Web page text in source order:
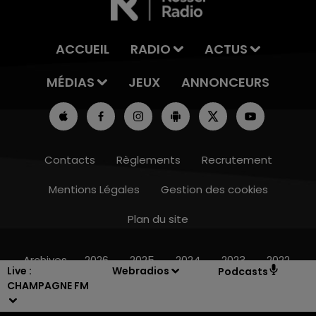
Live :
CHAMPAGNE FM
Webradios Podcasts
ACCUEIL RADIO
ACTUS
MÉDIAS
JEUX ANNONCEURS
Contacts Règlements
Recrutement
Mentions Légales
Gestion des cookies
Plan du site
Archives 2026 2025 2024 2023 2022